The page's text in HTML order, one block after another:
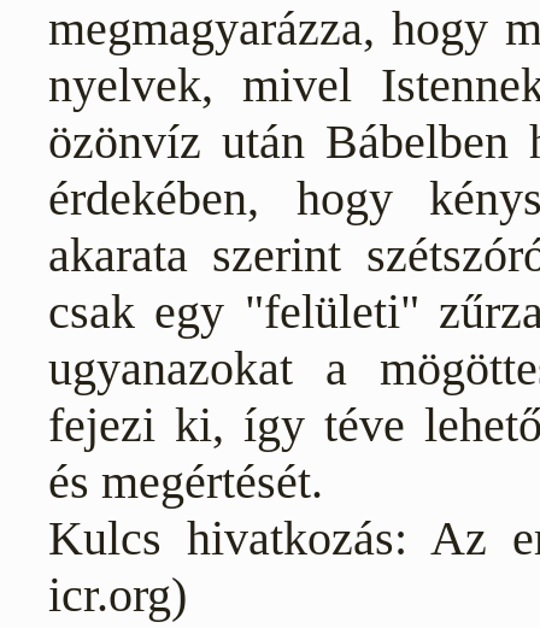
megmagyarázza, hogy
nyelvek, mivel
özönvíz után Bábelben
érdekében, hogy
akarata szerint
csak egy "felületi"
ugyanazokat a
fejezi ki, így téve
és megértését.
Kulcs hivatkozás: Az
icr.org)